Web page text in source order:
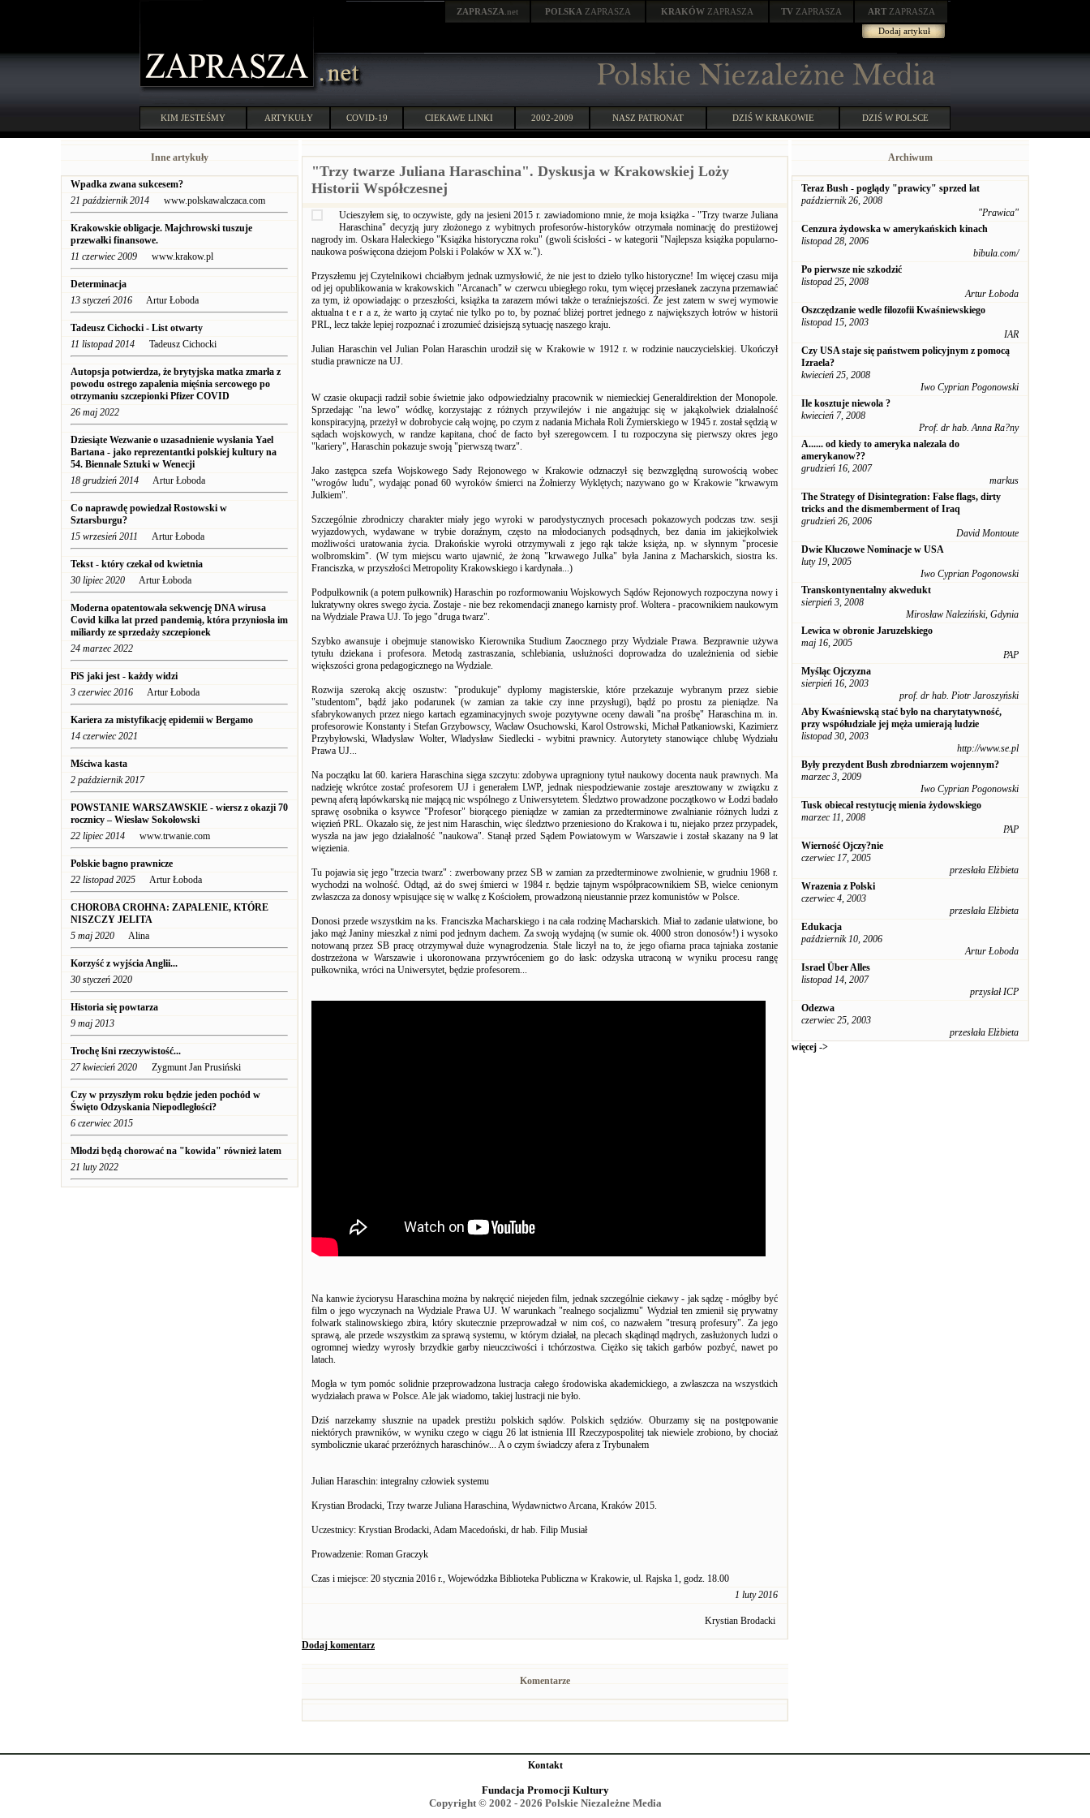
ZAPRASZA .net POLSKA ZAPRASZA KRAKÓW ZAPRASZA TV ZAPRASZA ART ZAPRASZA
Dodaj artykuł
KIM JESTEŚMY ARTYKUŁY COVID-19 CIEKAWE LINKI 2002-2009 NASZ PATRONAT DZIŚ W KRAKOWIE DZIŚ W POLSCE
Inne artykuły
Wpadka zwana sukcesem?
21 październik 2014 www.polskawalczaca.com
Krakowskie obligacje. Majchrowski tuszuje
przewałki finansowe.
11 czerwiec 2009 www.krakow.pl
Determinacja
13 styczeń 2016 Artur Łoboda
Tadeusz Cichocki - List otwarty
11 listopad 2014 Tadeusz Cichocki
Autopsja potwierdza, że ​​brytyjska matka zmarła z
powodu ostrego zapalenia mięśnia sercowego po
otrzymaniu szczepionki Pfizer COVID
26 maj 2022
Dziesiąte Wezwanie o uzasadnienie wysłania Yael
Bartana - jako reprezentantki polskiej kultury na
54. Biennale Sztuki w Wenecji
18 grudzień 2014 Artur Łoboda
Co naprawdę powiedzał Rostowski w
Sztarsburgu?
15 wrzesień 2011 Artur Łoboda
Tekst - który czekał od kwietnia
30 lipiec 2020 Artur Łoboda
Moderna opatentowała sekwencję DNA wirusa
Covid kilka lat przed pandemią, która przyniosła im
miliardy ze sprzedaży szczepionek
24 marzec 2022
PiS jaki jest - każdy widzi
3 czerwiec 2016 Artur Łoboda
Kariera za mistyfikację epidemii w Bergamo
14 czerwiec 2021
Mściwa kasta
2 październik 2017
POWSTANIE WARSZAWSKIE - wiersz z okazji 70
rocznicy – Wiesław Sokołowski
22 lipiec 2014 www.trwanie.com
Polskie bagno prawnicze
22 listopad 2025 Artur Łoboda
CHOROBA CROHNA: ZAPALENIE, KTÓRE
NISZCZY JELITA
5 maj 2020 Alina
Korzyść z wyjścia Anglii...
30 styczeń 2020
Historia się powtarza
9 maj 2013
Trochę lśni rzeczywistość...
27 kwiecień 2020 Zygmunt Jan Prusiński
Czy w przyszłym roku będzie jeden pochód w
Święto Odzyskania Niepodległości?
6 czerwiec 2015
Młodzi będą chorować na "kowida" również latem
21 luty 2022
"Trzy twarze Juliana Haraschina". Dyskusja w Krakowskiej Loży
Historii Współczesnej
Ucieszyłem się, to oczywiste, gdy na jesieni 2015 r. zawiadomiono mnie, że moja książka - "Trzy twarze Juliana
Haraschina" decyzją jury złożonego z wybitnych profesorów-historyków otrzymała nominację do prestiżowej
nagrody im. Oskara Haleckiego "Książka historyczna roku" (gwoli ścisłości - w kategorii "Najlepsza książka popularno-
naukowa poświęcona dziejom Polski i Polaków w XX w.").
Przyszłemu jej Czytelnikowi chciałbym jednak uzmysłowić, że nie jest to dzieło tylko historyczne! Im więcej czasu mija
od jej opublikowania w krakowskich "Arcanach" w czerwcu ubiegłego roku, tym więcej przesłanek zaczyna przemawiać
za tym, iż opowiadając o przeszłości, książka ta zarazem mówi także o teraźniejszości. Że jest zatem w swej wymowie
aktualna t e r a z, że warto ją czytać nie tylko po to, by poznać bliżej portret jednego z największych łotrów w historii
PRL, lecz także lepiej rozpoznać i zrozumieć dzisiejszą sytuację naszego kraju.
Julian Haraschin vel Julian Polan Haraschin urodził się w Krakowie w 1912 r. w rodzinie nauczycielskiej. Ukończył
studia prawnicze na UJ.
W czasie okupacji radził sobie świetnie jako odpowiedzialny pracownik w niemieckiej Generaldirektion der Monopole.
Sprzedając "na lewo" wódkę, korzystając z różnych przywilejów i nie angażując się w jakąkolwiek działalność
konspiracyjną, przeżył w dobrobycie całą wojnę, po czym z nadania Michała Roli Żymierskiego w 1945 r. został sędzią w
sądach wojskowych, w randze kapitana, choć de facto był szeregowcem. I tu rozpoczyna się pierwszy okres jego
"kariery", Haraschin pokazuje swoją "pierwszą twarz".
Jako zastępca szefa Wojskowego Sady Rejonowego w Krakowie odznaczył się bezwzględną surowością wobec
"wrogów ludu", wydając ponad 60 wyroków śmierci na Żołnierzy Wyklętych; nazywano go w Krakowie "krwawym
Julkiem".
Szczególnie zbrodniczy charakter miały jego wyroki w parodystycznych procesach pokazowych podczas tzw. sesji
wyjazdowych, wydawane w trybie doraźnym, często na młodocianych podsądnych, bez dania im jakiejkolwiek
możliwości uratowania życia. Drakońskie wyroki otrzymywali z jego rąk także księża, np. w słynnym "procesie
wolbromskim". (W tym miejscu warto ujawnić, że żoną "krwawego Julka" była Janina z Macharskich, siostra ks.
Franciszka, w przyszłości Metropolity Krakowskiego i kardynała...)
Podpułkownik (a potem pułkownik) Haraschin po rozformowaniu Wojskowych Sądów Rejonowych rozpoczyna nowy i
lukratywny okres swego życia. Zostaje - nie bez rekomendacji znanego karnisty prof. Woltera - pracownikiem naukowym
na Wydziale Prawa UJ. To jego "druga twarz".
Szybko awansuje i obejmuje stanowisko Kierownika Studium Zaocznego przy Wydziale Prawa. Bezprawnie używa
tytułu dziekana i profesora. Metodą zastraszania, schlebiania, usłużności doprowadza do uzależnienia od siebie
większości grona pedagogicznego na Wydziale.
Rozwija szeroką akcję oszustw: "produkuje" dyplomy magisterskie, które przekazuje wybranym przez siebie
"studentom", bądź jako podarunek (w zamian za takie czy inne przysługi), bądź po prostu za pieniądze. Na
sfabrykowanych przez niego kartach egzaminacyjnych swoje pozytywne oceny dawali "na prośbę" Haraschina m. in.
profesorowie Konstanty i Stefan Grzybowscy, Wacław Osuchowski, Karol Ostrowski, Michał Patkaniowski, Kazimierz
Przybyłowski, Władysław Wolter, Władysław Siedlecki - wybitni prawnicy. Autorytety stanowiące chlubę Wydziału
Prawa UJ...
Na początku lat 60. kariera Haraschina sięga szczytu: zdobywa upragniony tytuł naukowy docenta nauk prawnych. Ma
nadzieję wkrótce zostać profesorem UJ i generałem LWP, jednak niespodziewanie zostaje aresztowany w związku z
pewną aferą łapówkarską nie mającą nic wspólnego z Uniwersytetem. Śledztwo prowadzone początkowo w Łodzi badało
sprawę osobnika o ksywce "Profesor" biorącego pieniądze w zamian za przedterminowe zwalnianie różnych ludzi z
więzień PRL. Okazało się, że jest nim Haraschin, więc śledztwo przeniesiono do Krakowa i tu, niejako przez przypadek,
wyszła na jaw jego działalność "naukowa". Stanął przed Sądem Powiatowym w Warszawie i został skazany na 9 lat
więzienia.
Tu pojawia się jego "trzecia twarz" : zwerbowany przez SB w zamian za przedterminowe zwolnienie, w grudniu 1968 r.
wychodzi na wolność. Odtąd, aż do swej śmierci w 1984 r. będzie tajnym współpracownikiem SB, wielce cenionym
zwłaszcza za donosy wpisujące się w walkę z Kościołem, prowadzoną nieustannie przez komunistów w Polsce.
Donosi przede wszystkim na ks. Franciszka Macharskiego i na cała rodzinę Macharskich. Miał to zadanie ułatwione, bo
jako mąż Janiny mieszkał z nimi pod jednym dachem. Za swoją wydajną (w sumie ok. 4000 stron donosów!) i wysoko
notowaną przez SB pracę otrzymywał duże wynagrodzenia. Stale liczył na to, że jego ofiarna praca tajniaka zostanie
dostrzeżona w Warszawie i ukoronowana przywróceniem go do łask: odzyska utraconą w wyniku procesu rangę
pułkownika, wróci na Uniwersytet, będzie profesorem...
Na kanwie życiorysu Haraschina można by nakręcić niejeden film, jednak szczególnie ciekawy - jak sądzę - mógłby być
film o jego wyczynach na Wydziale Prawa UJ. W warunkach "realnego socjalizmu" Wydział ten zmienił się prywatny
folwark stalinowskiego zbira, który skutecznie przeprowadzał w nim coś, co nazwałem "tresurą profesury". Za jego
sprawą, ale przede wszystkim za sprawą systemu, w którym działał, na plecach skądinąd mądrych, zasłużonych ludzi o
ogromnej wiedzy wyrosły brzydkie garby nieuczciwości i tchórzostwa. Ciężko się takich garbów pozbyć, nawet po
latach.
Mogła w tym pomóc solidnie przeprowadzona lustracja całego środowiska akademickiego, a zwłaszcza na wszystkich
wydziałach prawa w Polsce. Ale jak wiadomo, takiej lustracji nie było.
Dziś narzekamy słusznie na upadek prestiżu polskich sądów. Polskich sędziów. Oburzamy się na postępowanie
niektórych prawników, w wyniku czego w ciągu 26 lat istnienia III Rzeczypospolitej tak niewiele zrobiono, by chociaż
symbolicznie ukarać przeróżnych haraschinów... A o czym świadczy afera z Trybunałem
Julian Haraschin: integralny człowiek systemu
Krystian Brodacki, Trzy twarze Juliana Haraschina, Wydawnictwo Arcana, Kraków 2015.
Uczestnicy: Krystian Brodacki, Adam Macedoński, dr hab. Filip Musiał
Prowadzenie: Roman Graczyk
Czas i miejsce: 20 stycznia 2016 r., Wojewódzka Biblioteka Publiczna w Krakowie, ul. Rajska 1, godz. 18.00
1 luty 2016
Krystian Brodacki
Dodaj komentarz
Komentarze
Archiwum
Teraz Bush - poglądy "prawicy" sprzed lat
październik 26, 2008
"Prawica"
Cenzura żydowska w amerykańskich kinach
listopad 28, 2006
bibula.com/
Po pierwsze nie szkodzić
listopad 25, 2008
Artur Łoboda
Oszczędzanie wedle filozofii Kwaśniewskiego
listopad 15, 2003
IAR
Czy USA staje się państwem policyjnym z pomocą
Izraela?
kwiecień 25, 2008
Iwo Cyprian Pogonowski
Ile kosztuje niewola ?
kwiecień 7, 2008
Prof. dr hab. Anna Ra?ny
A...... od kiedy to ameryka nalezala do
amerykanow??
grudzień 16, 2007
markus
The Strategy of Disintegration: False flags, dirty
tricks and the dismemberment of Iraq
grudzień 26, 2006
David Montoute
Dwie Kluczowe Nominacje w USA
luty 19, 2005
Iwo Cyprian Pogonowski
Transkontynentalny akwedukt
sierpień 3, 2008
Mirosław Naleziński, Gdynia
Lewica w obronie Jaruzelskiego
maj 16, 2005
PAP
Myśląc Ojczyzna
sierpień 16, 2003
prof. dr hab. Piotr Jaroszyński
Aby Kwaśniewską stać było na charytatywność,
przy współudziale jej męża umierają ludzie
listopad 30, 2003
http://www.se.pl
Były prezydent Bush zbrodniarzem wojennym?
marzec 3, 2009
Iwo Cyprian Pogonowski
Tusk obiecał restytucję mienia żydowskiego
marzec 11, 2008
PAP
Wierność Ojczy?nie
czerwiec 17, 2005
przesłała Elżbieta
Wrazenia z Polski
czerwiec 4, 2003
przesłała Elżbieta
Edukacja
październik 10, 2006
Artur Łoboda
Israel Über Alles
listopad 14, 2007
przysłał ICP
Odezwa
czerwiec 25, 2003
przesłała Elżbieta
więcej ->
Kontakt
Fundacja Promocji Kultury
Copyright © 2002 - 2026 Polskie Niezależne Media